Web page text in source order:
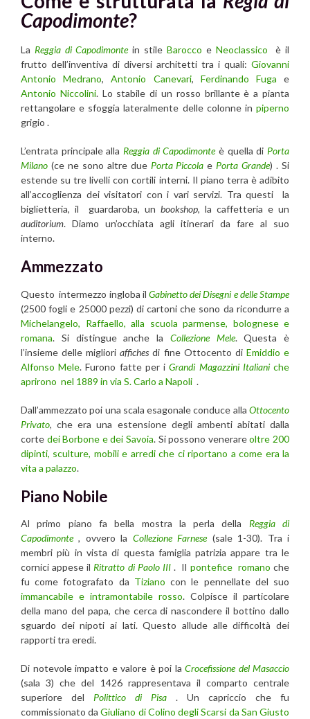
Capodimonte?
La Reggia di Capodimontein stile Barocco e Neoclassico è il
frutto dell’inventiva di diversi architetti tra i quali: Giovanni
Antonio Medrano,Antonio Canevari, Ferdinando Fuga e
Antonio Niccolini. Lo stabile di un rosso brillante è a pianta
rettangolare e sfoggia lateralmente delle colonne in piperno
grigio .
L’entrata principale alla Reggia di Capodimonteè quella di Porta
Milano (ce ne sono altre due Porta Piccola e Porta Grande) . Si
estende su tre livelli con cortili interni. Il piano terra è adibito
all’accoglienza dei visitatori con i vari servizi. Tra questi la
biglietteria, il guardaroba, un bookshop, la caffetteria e un
auditorium. Diamo un’occhiata agli itinerari da fare al suo
interno.
Ammezzato
Questo intermezzo ingloba il Gabinetto dei Disegni e delle Stampe
(2500 fogli e 25000 pezzi) di cartoni che sono da ricondurre a
Michelangelo, Raffaello, alla scuola parmense, bolognese e
romana. Si distingue anche la Collezione Mele. Questa è
l’insieme delle miglioriaffiches di fine Ottocento di Emiddio e
Alfonso Mele. Furono fatte per iGrandi Magazzini Italianiche
aprirono nel 1889 in via S. Carlo a Napoli .
Dall’ammezzato poi una scala esagonale conduce alla Ottocento
Privato, che era una estensione degli ambenti abitati dalla
corte dei Borbone e dei Savoia. Si possono venerareoltre 200
dipinti, sculture, mobili e arredi che ci riportano a come era la
vita a palazzo.
Piano Nobile
Al primo piano fa bella mostra la perla della Reggia di
Capodimonte, ovvero la Collezione Farnese(sale 1-30). Tra i
membri più in vista di questa famiglia patrizia appare tra le
cornici appese ilRitratto di Paolo III. Il pontefice romano che
fu come fotografato da Tiziano con le pennellate del suo
immancabile e intramontabile rosso. Colpisce il particolare
della mano del papa, che cerca di nascondere il bottino dallo
sguardo dei nipoti ai lati. Questo allude alle difficoltà dei
rapporti tra eredi.
Di notevole impatto e valore è poi la Crocefissione del Masaccio
(sala 3) che del 1426 rappresentava il comparto centrale
superiore del Polittico di Pisa . Un capriccio che fu
commissionato daGiuliano di Colino degli Scarsi da San Giusto